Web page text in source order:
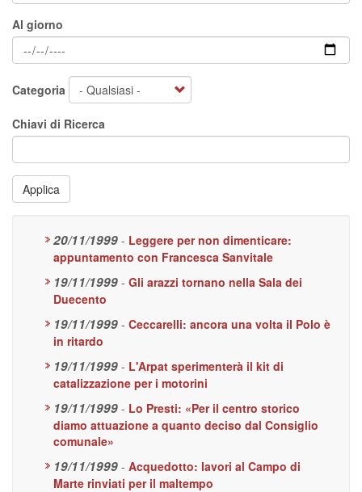
Al giorno
Categoria
Chiavi di Ricerca
Applica
20/11/1999 - Leggere per non dimenticare:
appuntamento con Francesca Sanvitale
19/11/1999 - Gli arazzi tornano nella Sala dei
Duecento
19/11/1999 - Ceccarelli: ancora una volta il Polo è
in ritardo
19/11/1999 - L'Arpat sperimenterà il kit di
catalizzazione per i motorini
19/11/1999 - Lo Presti: «Per il centro storico
diamo attuazione a quanto deciso dal Consiglio
comunale»
19/11/1999 - Acquedotto: lavori al Campo di
Marte rinviati per il maltempo